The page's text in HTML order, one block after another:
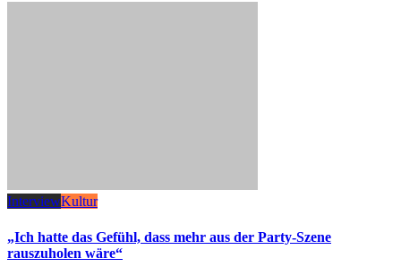
InterviewKultur
„Ich hatte das Gefühl, dass mehr aus der Party-Szene
rauszuholen wäre“